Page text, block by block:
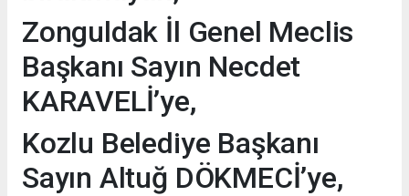
Zonguldak İl Genel Meclis
Başkanı Sayın Necdet
KARAVELİ’ye,
Kozlu Belediye Başkanı
Sayın Altuğ DÖKMECİ’ye,